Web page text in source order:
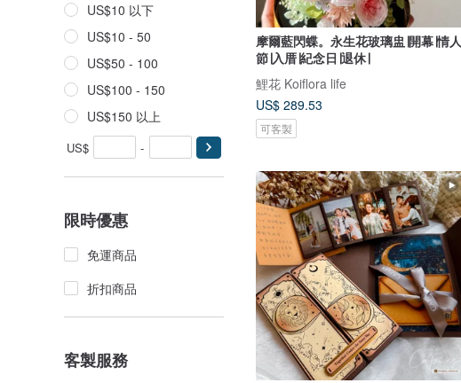
US$10 以下
US$10 - 50
US$50 - 100
US$100 - 150
US$150 以上
US$ -
限時優惠
免運商品
折扣商品
客製服務
摩爾藍閃蝶。永生花玻璃盅∣開幕∣情人
節∣入厝∣紀念日∣退休∣
鯉花 Koiflora life
US$ 289.53
可客製